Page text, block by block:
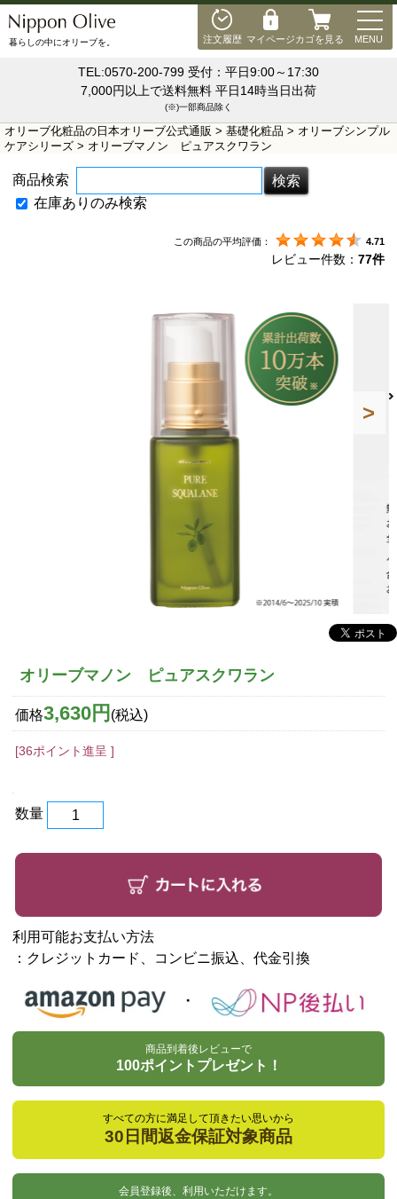
注文履歴 マイページカゴを見る MENU
暮らしの中にオリーブを。
TEL:0570-200-799 受付：平日9:00～17:30
7,000円以上で送料無料 平日14時当日出荷
(※)一部商品除く
オリーブ化粧品の日本オリーブ公式通販 > 基礎化粧品 > オリーブシンプル
ケアシリーズ > オリーブマノン ピュアスクワラン
商品検索
在庫ありのみ検索
この商品の平均評価： 4.71
レビュー件数： 77件
オリーブマノン ピュアスクワラン
価格3,630円 (税込)
[36ポイント進呈 ]
数量
利用可能お支払い方法
：クレジットカード、コンビニ振込、代金引換
商品到着後レビューで
100ポイントプレゼント！
すべての方に満足して頂きたい思いから
30日間返金保証対象商品
会員登録後、利用いただけます。